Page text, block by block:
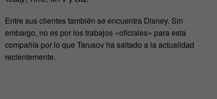
Entre sus clientes también se encuentra Disney. Sin
embargo, no es por los trabajos «oficiales» para esta
compañía por lo que Tarusov ha saltado a la actualidad
recientemente.